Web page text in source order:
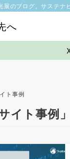
へ
のブログ。サステ
ト事例
イト事例